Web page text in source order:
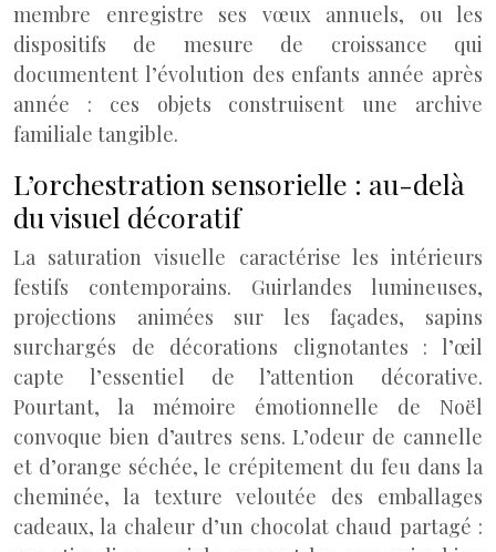
membre enregistre ses vœux annuels, ou les
dispositifs de mesure de croissance qui
documentent l’évolution des enfants année après
année : ces objets construisent une archive
familiale tangible.
L’orchestration sensorielle : au-delà
du visuel décoratif
La saturation visuelle caractérise les intérieurs
festifs contemporains. Guirlandes lumineuses,
projections animées sur les façades, sapins
surchargés de décorations clignotantes : l’œil
capte l’essentiel de l’attention décorative.
Pourtant, la mémoire émotionnelle de Noël
convoque bien d’autres sens. L’odeur de cannelle
et d’orange séchée, le crépitement du feu dans la
cheminée, la texture veloutée des emballages
cadeaux, la chaleur d’un chocolat chaud partagé :